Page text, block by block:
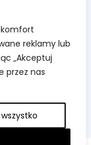
komfort
reklamy lub
„Akceptuj
przez nas